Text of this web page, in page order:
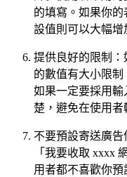
的填寫。如果你
設值則可以大幅增
提供良好的限制：
的數值有大小限制
如果一定要採用
楚，避免在使用者
不要預設寄送廣告
「我要收取 xxxx
用者都不喜歡你